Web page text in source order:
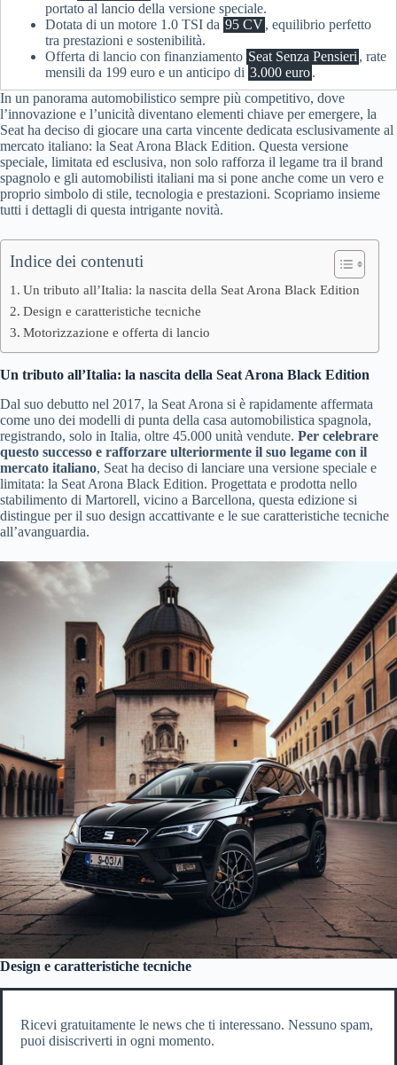
portato al lancio della versione speciale.
Dotata di un motore 1.0 TSI da 95 CV, equilibrio perfetto
tra prestazioni e sostenibilità.
Offerta di lancio con finanziamento Seat Senza Pensieri , rate
mensili da 199 euro e un anticipo di 3.000 euro.
In un panorama automobilistico sempre più competitivo, dove
l’innovazione e l’unicità diventano elementi chiave per emergere, la
Seat ha deciso di giocare una carta vincente dedicata esclusivamente al
mercato italiano: la Seat Arona Black Edition. Questa versione
speciale, limitata ed esclusiva, non solo rafforza il legame tra il brand
spagnolo e gli automobilisti italiani ma si pone anche come un vero e
proprio simbolo di stile, tecnologia e prestazioni. Scopriamo insieme
tutti i dettagli di questa intrigante novità.
Indice dei contenuti
Un tributo all’Italia: la nascita della Seat Arona Black Edition
Design e caratteristiche tecniche
Motorizzazione e offerta di lancio
Un tributo all’Italia: la nascita della Seat Arona Black Edition
Dal suo debutto nel 2017, la Seat Arona si è rapidamente affermata
come uno dei modelli di punta della casa automobilistica spagnola,
registrando, solo in Italia, oltre 45.000 unità vendute. Per celebrare
questo successo e rafforzare ulteriormente il suo legame con il
mercato italiano, Seat ha deciso di lanciare una versione speciale e
limitata: la Seat Arona Black Edition. Progettata e prodotta nello
stabilimento di Martorell, vicino a Barcellona, questa edizione si
distingue per il suo design accattivante e le sue caratteristiche tecniche
all’avanguardia.
Design e caratteristiche tecniche
Ricevi gratuitamente le news che ti interessano. Nessuno spam,
puoi disiscriverti in ogni momento.